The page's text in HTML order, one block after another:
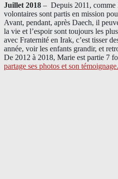
Juillet 2018 – Depuis 2011, comme
volontaires sont partis en mission
Avant, pendant, après Daech, il
la vie et l’espoir sont toujours les
avec Fraternité en Irak, c’est tisser
année, voir les enfants grandir, et
De 2012 à 2018, Marie est partie 7
partage ses photos et son témoignage.